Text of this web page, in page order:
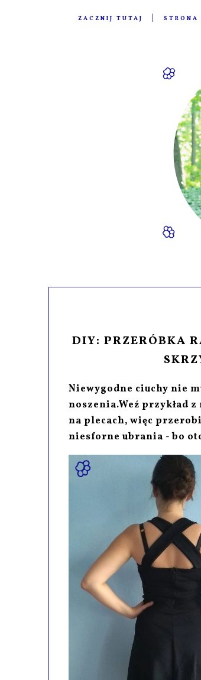
ZACZNIJ TUTAJ STRONA
DIY: PRZERÓBKA
Niewygodne ciuchy nie
noszenia.Weź przykład
na plecach, więc
niesforne ubrania - bo